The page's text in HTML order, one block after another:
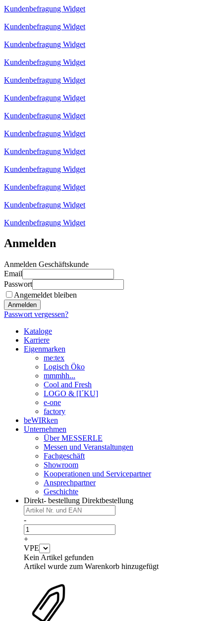
Kundenbefragung Widget
Kundenbefragung Widget
Kundenbefragung Widget
Kundenbefragung Widget
Kundenbefragung Widget
Kundenbefragung Widget
Kundenbefragung Widget
Kundenbefragung Widget
Kundenbefragung Widget
Kundenbefragung Widget
Kundenbefragung Widget
Kundenbefragung Widget
Kundenbefragung Widget
Anmelden
Anmelden Geschäftskunde
Email
Passwort
Angemeldet bleiben
Anmelden
Passwort vergessen?
Kataloge
Karriere
Eigenmarken
me:tex
Logisch Öko
mmmhh...
Cool and Fresh
LOGO & [I´KU]
e-one
factory
beWIRken
Unternehmen
Über MESSERLE
Messen und Veranstaltungen
Fachgeschäft
Showroom
Kooperationen und Servicepartner
Ansprechpartner
Geschichte
Direkt- bestellung Direktbestellung
-
+
VPE
Kein Artikel gefunden
Artikel wurde zum Warenkorb hinzugefügt